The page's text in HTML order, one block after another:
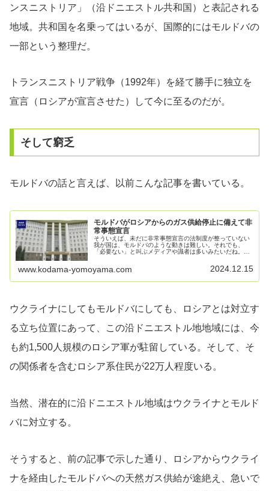
ンスニストリア」（沿ドニエストル共和国）と表記される
地域。共和国を名乗ってはいるが、国際的にはモルドバの
一部という整理だ。
トランスニストリア戦争（1992年）を経て勝手に独立を
宣言（ロシアが宣言させた）して今に至るのだが。
そして窮乏
モルドバの話と言えば、以前こんな記事を書いている。
モルドバがロシアからのガス供給停止に備えて非
常事態宣言
そういえば、未だに非常事態宣言の法制度が整っていない
我が国は、モルドバのような動きは難しい。それでも、
「必要ない」と叫ぶメディアや識者は多いみたいだね。我
www.kodama-yomoyama.com 2024.12.15
ウクライナにしてもモルドバにしても、ロシアとは対立す
る立ち位置にあって、この沿ドニエストル地地域には、今
も約1,500人規模のロシア軍が駐留している。そして、そ
の関係者を含むロシア系住民が22万人程度いる。
当然、潜在的に沿ドニエストル地域はウクライナとモルド
バに対立する。
そうすると、前の記事で示した通り、ロシアからウクライ
ナを経由したモルドバへの天然ガス供給が途絶え、急いで